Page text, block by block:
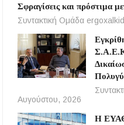
Σφραγίσεις και πρόστιμα
Συντακτική Ομάδα
Αυγούστου, 2026
Η ΕΥΑΘ